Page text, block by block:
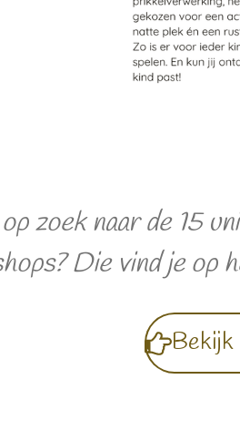
zoek naar de 15
Die vind je op